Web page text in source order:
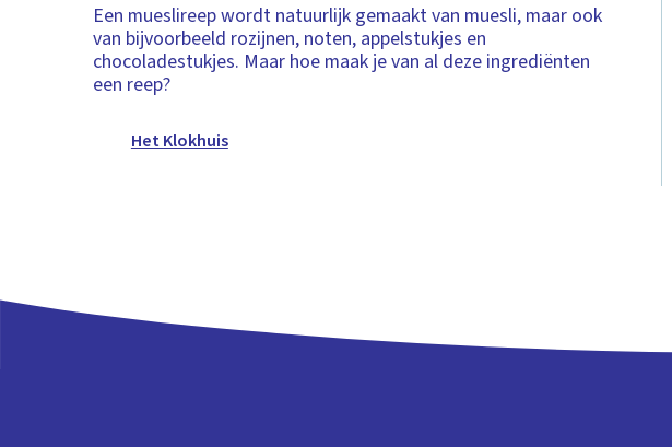
Een mueslireep wordt natuurlijk gemaakt van muesli, maar ook
van bijvoorbeeld rozijnen, noten, appelstukjes en
chocoladestukjes. Maar hoe maak je van al deze ingrediënten
een reep?
Het Klokhuis